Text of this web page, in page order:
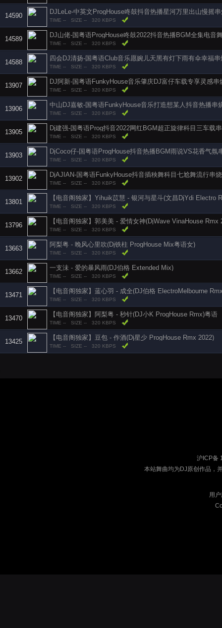
14590
DJLeLe-中英文ProgHouse咚鼓抖音热播星河万里出山慢摇
TIME -- SIZE -- 320 KBPS
14589
DJ山佬-国粤语ProgHouse咚鼓2022抖音热播BGM全集电音
TIME -- SIZE -- 320 KBPS
14588
四会DJ清扬-国粤语Club音乐愿婉儿天黑有灯下雨有伞幸福
TIME -- SIZE -- 320 KBPS
13907
DJ阿新-国粤语FunkyHouse音乐肇庆DJ富仔车载专享灵感串
TIME -- SIZE -- 320 KBPS
13906
中山DJ嘉敏-国粤语FunkyHouse音乐打造想某人抖音热播串
TIME -- SIZE -- 320 KBPS
13905
Dj建强-国粤语Prog抖音2022网红BGM超正旋律科目三车载
TIME -- SIZE -- 320 KBPS
13903
DjCoco仔-国粤语ProgHouse抖音热播BGM雨说VS花香气氛
TIME -- SIZE -- 320 KBPS
13902
DjAJIAN-国粤语FunkyHouse抖音插秧舞科目七尬舞流行串烧
TIME -- SIZE -- 320 KBPS
13801
【电音阁独家】Yihuik苡慧 - 银河与星斗(文昌DjYdi Electro
TIME -- SIZE -- 320 KBPS
13796
【电音阁独家】郭美美 - 爱情女神(DjWave VinaHouse Rmx
TIME -- SIZE -- 320 KBPS
13663
阿梨粤 - 晚风心里吹(Dj铁柱 ProgHouse Mix粤语女)
TIME -- SIZE -- 320 KBPS
13662
一支沬 - 爱的暴风雨(DJ伯格 Extended Mix)
TIME -- SIZE -- 320 KBPS
13471
【电音阁独家】蓝心羽 - 成全(DJ伯格 ElectroMelbourne
TIME -- SIZE -- 320 KBPS
13470
【电音阁独家】阿梨粤 - 秒针(DJ小K ProgHouse Rmx)粤语
TIME -- SIZE -- 320 KBPS
13425
【电音阁独家】豆包 - 作酒(Dj星少 ProgHouse Rmx 2022)
TIME -- SIZE -- 320 KBPS
沪ICP备
本站舞曲均为DJ原创作品，
用